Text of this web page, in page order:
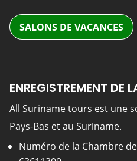
SALONS DE VACANCES
ENREGISTREMENT DE
All Suriname tours est une
Pays-Bas et au Suriname.
Numéro de la Chambre